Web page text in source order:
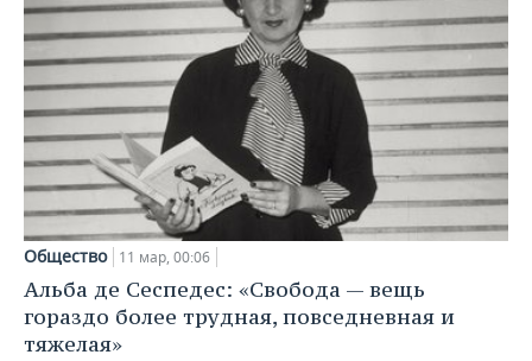
Общество 11 мар, 00:06
Альба де Сеспедес: «Свобода — вещь
гораздо более трудная, повседневная и
тяжелая»